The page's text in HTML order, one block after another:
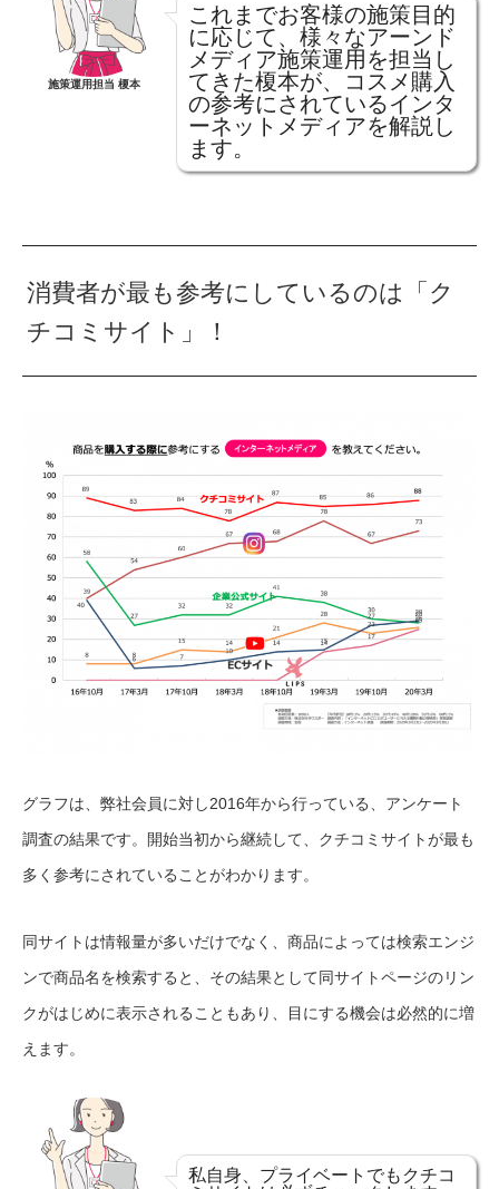
施策運用担当 榎本
これまでお客様の施策目的
に応じて、様々なアーンド
メディア施策運用を担当し
てきた榎本が、コスメ購入
の参考にされているインタ
ーネットメディアを解説し
ます。
消費者が最も参考にしているのは「ク
チコミサイト」！
グラフは、弊社会員に対し2016年から行っている、アンケート
調査の結果です。開始当初から継続して、クチコミサイトが最も
多く参考にされていることがわかります。
同サイトは情報量が多いだけでなく、商品によっては検索エンジ
ンで商品名を検索すると、その結果として同サイトページのリン
クがはじめに表示されることもあり、目にする機会は必然的に増
えます。
私自身、プライベートでもクチコ